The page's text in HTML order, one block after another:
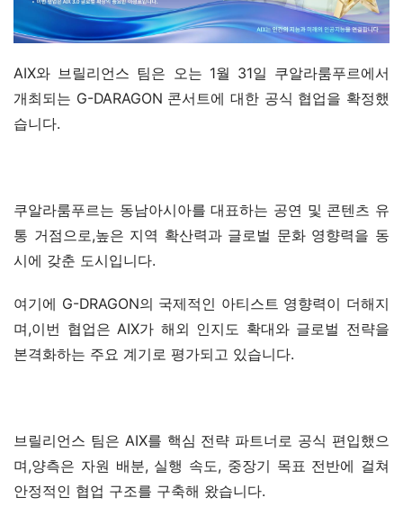
AIX와 브릴리언스 팀은 오는 1월 31일 쿠알라룸푸르에서
개최되는 G-DARAGON 콘서트에 대한 공식 협업을 확정했
습니다.
쿠알라룸푸르는 동남아시아를 대표하는 공연 및 콘텐츠 유
통 거점으로,높은 지역 확산력과 글로벌 문화 영향력을 동
시에 갖춘 도시입니다.
여기에 G-DRAGON의 국제적인 아티스트 영향력이 더해지
며,이번 협업은 AIX가 해외 인지도 확대와 글로벌 전략을
본격화하는 주요 계기로 평가되고 있습니다.
브릴리언스 팀은 AIX를 핵심 전략 파트너로 공식 편입했으
며,양측은 자원 배분, 실행 속도, 중장기 목표 전반에 걸쳐
안정적인 협업 구조를 구축해 왔습니다.